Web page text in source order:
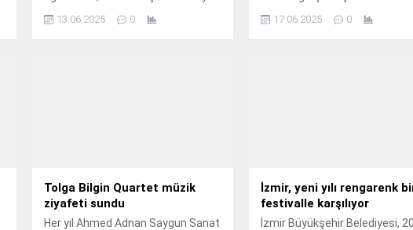
çalışmasına katılarak denizin
altındaki canlıları tanıma fırsatı
13.06.2025 0 17.06.2025 0
Tolga Bilgin Quartet müzik
ziyafeti sundu
Her yıl Ahmed Adnan Saygun Sanat
İzmir, yeni yılı rengarenk
festivalle karşılıyor
İzmir Büyükşehir Belediyesi,